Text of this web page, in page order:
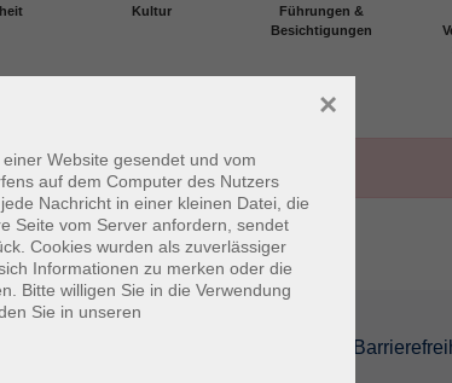
Kultur
Führungen &
Besichtigungen
Website gesendet und vom
auf dem Computer des Nutzers
Nachricht in einer kleinen Datei, die
Seite vom Server anfordern, sendet
Cookies wurden als zuverlässiger
Informationen zu merken oder die
Bitte willigen Sie in die Verwendung
Sie in unseren
×